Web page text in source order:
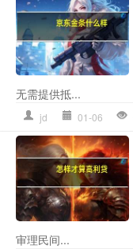
无需提供抵...
jd 01-06
审理民间...